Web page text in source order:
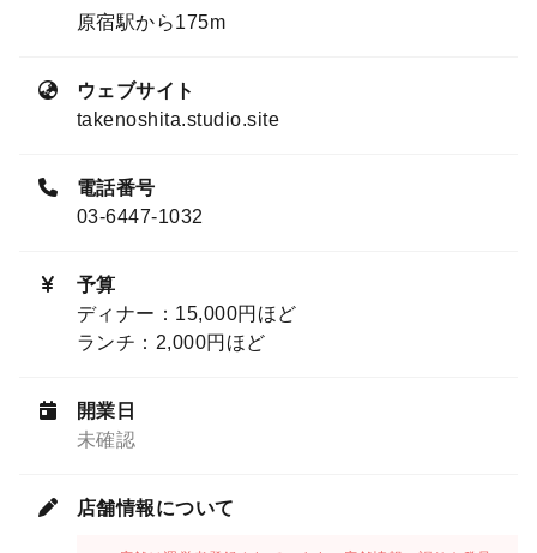
原宿駅から175m
ウェブサイト
takenoshita.studio.site
電話番号
03-6447-1032
予算
ディナー：15,000円ほど
ランチ：2,000円ほど
開業日
未確認
店舗情報について